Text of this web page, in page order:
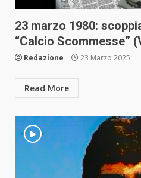
23 marzo 1980:
“Calcio Scommesse”
Redazione 23 Marzo 2025
Read More